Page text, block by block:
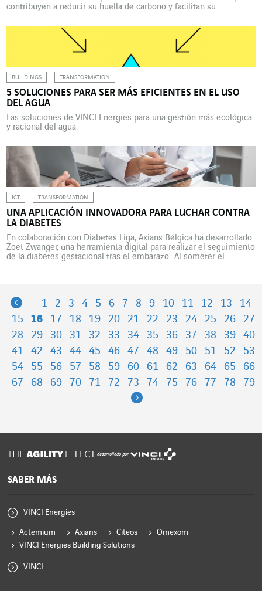
contribuyen a reducir su huella de carbono y facilitan su
alcanzar las cero emisiones netas de carbono en 2050 incumbe a
todos los sectores, y el […]
BUILDINGS TRANSFORMATION
5 SOLUCIONES PARA SER MÁS EFICIENTES EN EL USO
DEL AGUA
Las soluciones de VINCI Energies para una gestión más ecológica
y racional del agua.
ICT TRANSFORMATION
UNA APLICACIÓN INNOVADORA PARA LUCHAR CONTRA
LA DIABETES
En colaboración con Diabetes Liga, Axians Bélgica ha desarrollado
Zoet Zwanger, una herramienta digital para realizar el seguimiento
de la diabetes gestacional tras el embarazo. Al someter el
Previous
1 2 3 4 5 6 7 8 9 10 11 12 13
14
15
16 17 18 19 20 21 22 23 24 25 26
27
28
29 30 31 32 33 34 35 36 37 38 39
40
41
42 43 44 45 46 47 48 49 50 51 52
53
54
55 56 57 58 59 60 61 62 63 64 65
66
67
68 69 70 71 72 73 74 75 76 77 78
79
Next
desarrollado por
SABER MÁS
VINCI Energies
Actemium Axians Citeos
Omexom
VINCI Energies Building Solutions
VINCI